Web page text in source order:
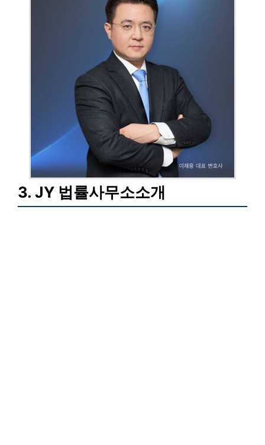
3. JY 법률사무소소개